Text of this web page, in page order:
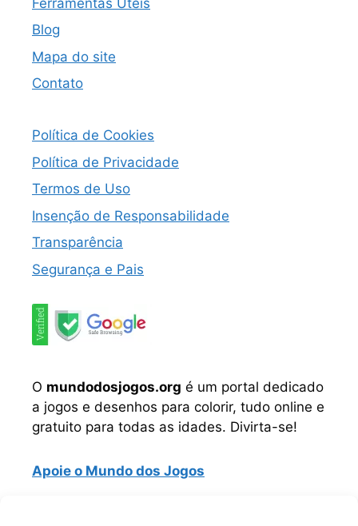
Blog
Mapa do site
Contato
Política de Cookies
Política de Privacidade
Termos de Uso
Insenção de Responsabilidade
Transparência
Segurança e Pais
O mundodosjogos.org é um portal dedicado
a jogos e desenhos para colorir, tudo online e
gratuito para todas as idades. Divirta-se!
Apoie o Mundo dos Jogos